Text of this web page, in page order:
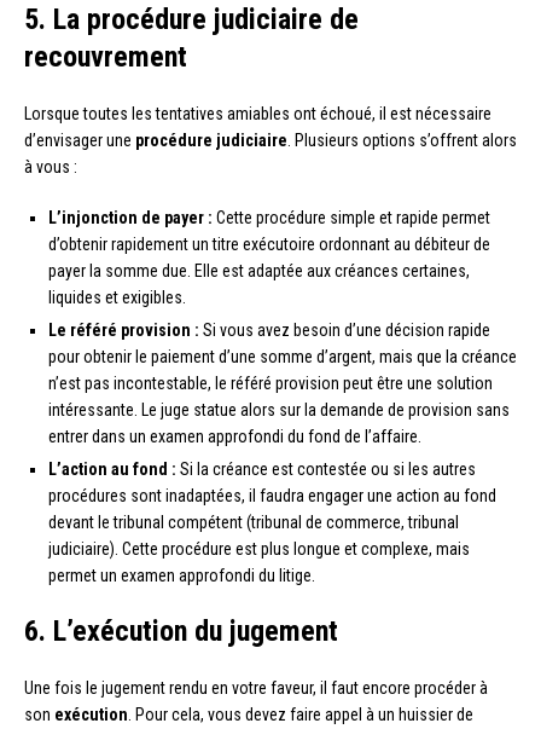
5. La procédure judiciaire de
recouvrement
Lorsque toutes les tentatives amiables ont échoué, il est nécessaire
d’envisager une procédure judiciaire . Plusieurs options s’offrent alors
à vous :
L’injonction de payer : Cette procédure simple et rapide permet
d’obtenir rapidement un titre exécutoire ordonnant au débiteur de
payer la somme due. Elle est adaptée aux créances certaines,
liquides et exigibles.
Le référé provision : Si vous avez besoin d’une décision rapide
pour obtenir le paiement d’une somme d’argent, mais que la créance
n’est pas incontestable, le référé provision peut être une solution
intéressante. Le juge statue alors sur la demande de provision sans
entrer dans un examen approfondi du fond de l’affaire.
L’action au fond : Si la créance est contestée ou si les autres
procédures sont inadaptées, il faudra engager une action au fond
devant le tribunal compétent (tribunal de commerce, tribunal
judiciaire). Cette procédure est plus longue et complexe, mais
permet un examen approfondi du litige.
6. L’exécution du jugement
Une fois le jugement rendu en votre faveur, il faut encore procéder à
son exécution . Pour cela, vous devez faire appel à un huissier de